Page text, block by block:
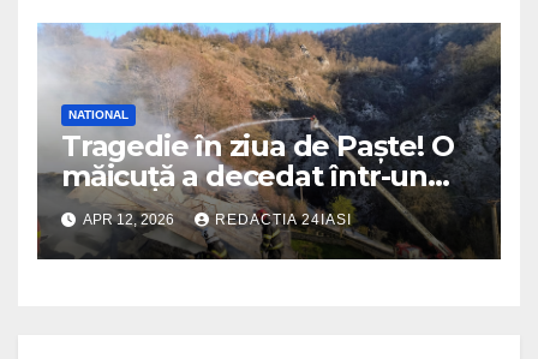
NATIONAL
Tragedie în ziua de Paște! O
măicuță a decedat într-un
incendiu izbucnit la
mănăstire
APR 12, 2026 REDACTIA 24IASI